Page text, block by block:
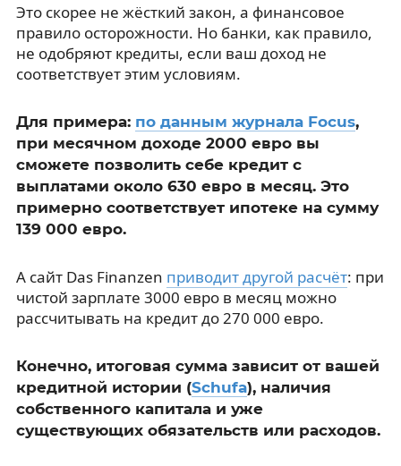
Это скорее не жёсткий закон, а финансовое
правило осторожности. Но банки, как правило,
не одобряют кредиты, если ваш доход не
соответствует этим условиям.
Для примера: по данным журнала Focus,
при месячном доходе 2000 евро вы
сможете позволить себе кредит с
выплатами около 630 евро в месяц. Это
примерно соответствует ипотеке на сумму
139 000 евро.
А сайт Das Finanzen приводит другой расчёт: при
чистой зарплате 3000 евро в месяц можно
рассчитывать на кредит до 270 000 евро.
Конечно, итоговая сумма зависит от вашей
кредитной истории (Schufa), наличия
собственного капитала и уже
существующих обязательств или расходов.